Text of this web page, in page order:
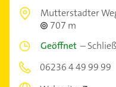
Mutterstadter
707 m
Geöffnet –
06236 4 49 99 99